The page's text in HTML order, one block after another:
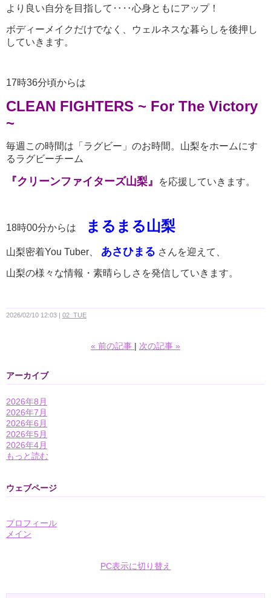
より良い自分を目指して‥‥心身ともにアップ！
ボディーメイクだけでなく、ウェルネスな暮らしを後押し
していきます。
17時36分頃からは
CLEAN FIGHTERS ~ For The Victory
~
毎週この時間は「ラグビー」のお時間。山梨をホームにす
るラグビーチーム
『クリーンファイターズ山梨』 を応援していきます。
18時00分からは まるまる山梨
山梨密着You Tuber、 あさひまる さんを迎えて、
山梨の様々な情報・素晴らしさを発信していきます。
2026/02/10 12:03 02_TUE
« 前の記事 次の記事 »
アーカイブ
2026年8月
2026年7月
2026年6月
2026年5月
2026年4月
もっと読む
ウェブページ
プロフィール
メイン
PC表示に切り替え